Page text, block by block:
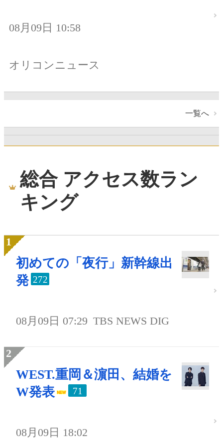
08月09日 10:58
オリコンニュース
一覧へ
総合 アクセス数ラン
キング
初めての「夜行」新幹線出
発 272
08月09日 07:29 TBS NEWS DIG
WEST.重岡＆濵田、結婚を
W発表
71
08月09日 18:02